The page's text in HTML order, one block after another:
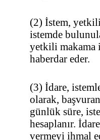
(2) İstem,
istemde
yetkili makama
haberdar eder.
(3) İdare,
olarak,
günlük süre,
hesaplanır.
vermeyi ihmal